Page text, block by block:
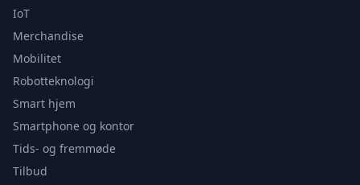
IoT
Merchandise
Mobilitet
Robotteknologi
Smart hjem
Smartphone og kontor
Tids- og fremmøde
Tilbud